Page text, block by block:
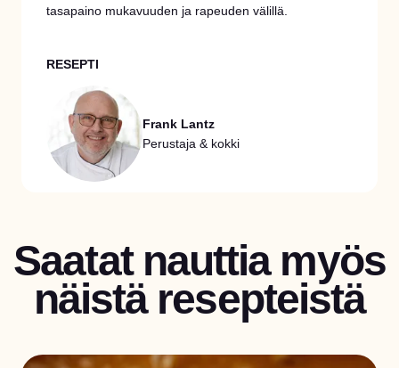
tasapaino mukavuuden ja rapeuden välillä.
RESEPTI
Frank Lantz
Perustaja & kokki
Saatat nauttia myös
näistä resepteistä